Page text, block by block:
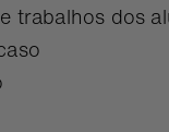
trabalhos dos